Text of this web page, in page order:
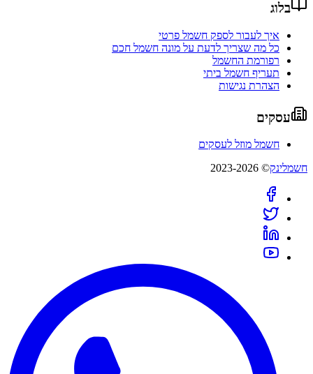
בלוג
איך לעבור לספק חשמל פרטי
כל מה שצריך לדעת על מונה חשמל חכם
רפורמת החשמל
תעריף חשמל ביתי
הצהרת נגישות
עסקים
חשמל מוזל לעסקים
חשמלינק© 2023-2026